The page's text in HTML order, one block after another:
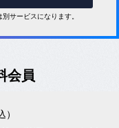
サービスになります。
会員
）